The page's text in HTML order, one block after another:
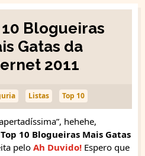
10 Blogueiras
Gatas da
2011
Listas Top 10
hehehe,
Top 10 Blogueiras Mais Gatas
peloAh Duvido! Espero que